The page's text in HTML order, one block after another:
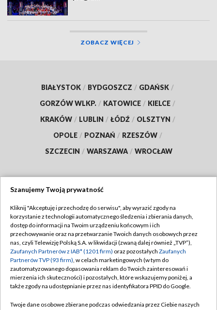
ZOBACZ WIĘCEJ
BIAŁYSTOK / BYDGOSZCZ / GDAŃSK /
GORZÓW WLKP. / KATOWICE / KIELCE /
KRAKÓW / LUBLIN / ŁÓDŹ / OLSZTYN /
OPOLE / POZNAŃ / RZESZÓW /
SZCZECIN / WARSZAWA / WROCŁAW
TVP
Abonament TVP
Emisja w TVP
Centrum informacji TVP
Naziemna Telewizja Cyfrowa
Regulamin TVP
Polityka prywatności
Moje zgody
Pomoc
Szanujemy Twoją prywatność
Kliknij "Akceptuję i przechodzę do serwisu", aby wyrazić zgody na
korzystanie z technologii automatycznego śledzenia i zbierania danych,
dostęp do informacji na Twoim urządzeniu końcowym i ich
przechowywanie oraz na przetwarzanie Twoich danych osobowych przez
nas, czyli Telewizję Polską S.A. w likwidacji (zwaną dalej również „TVP”),
Zaufanych Partnerów z IAB* (1201 firm) oraz pozostałych Zaufanych
Partnerów TVP (93 firm), w celach marketingowych (w tym do
zautomatyzowanego dopasowania reklam do Twoich zainteresowań i
mierzenia ich skuteczności) i pozostałych, które wskazujemy poniżej, a
także zgody na udostępnianie przez nas identyfikatora PPID do Google.
Twoje dane osobowe zbierane podczas odwiedzania przez Ciebie naszych